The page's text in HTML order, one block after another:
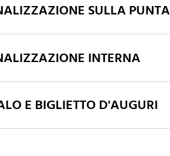
SULLA PUNTA
INTERNA
E BIGLIETTO D'AUGURI